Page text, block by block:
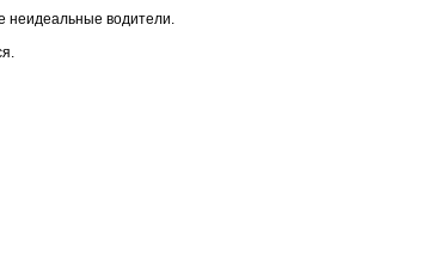
неидеальные водители.